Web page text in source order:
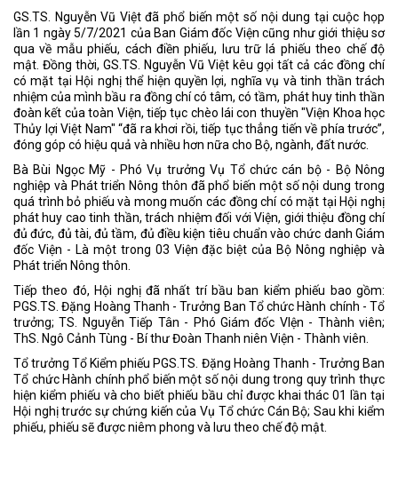
GS.TS. Nguyễn Vũ Việt đã phổ biến một số nội dung tại cuộc họp
lần 1 ngày 5/7/2021 của Ban Giám đốc Viện cũng như giới thiệu sơ
qua về mẫu phiếu, cách điền phiếu, lưu trữ lá phiếu theo chế độ
mật. Đồng thời, GS.TS. Nguyễn Vũ Việt kêu gọi tất cả các đồng chí
có mặt tại Hội nghị thể hiện quyền lợi, nghĩa vụ và tinh thần trách
nhiệm của mình bầu ra đồng chí có tâm, có tầm, phát huy tinh thần
đoàn kết của toàn Viện, tiếp tục chèo lái con thuyền "Viện Khoa học
Thủy lợi Việt Nam" “đã ra khơi rồi, tiếp tục thẳng tiến về phía trước”,
đóng góp có hiệu quả và nhiều hơn nữa cho Bộ, ngành, đất nước.
Bà Bùi Ngọc Mỹ - Phó Vụ trưởng Vụ Tổ chức cán bộ - Bộ Nông
nghiệp và Phát triển Nông thôn đã phổ biến một số nội dung trong
quá trình bỏ phiếu và mong muốn các đồng chí có mặt tại Hội nghị
phát huy cao tinh thần, trách nhiệm đối với Viện, giới thiệu đồng chí
đủ đức, đủ tài, đủ tầm, đủ điều kiện tiêu chuẩn vào chức danh Giám
đốc Viện - Là một trong 03 Viện đặc biệt của Bộ Nông nghiệp và
Phát triển Nông thôn.
Tiếp theo đó, Hội nghị đã nhất trí bầu ban kiểm phiếu bao gồm:
PGS.TS. Đặng Hoàng Thanh - Trưởng Ban Tổ chức Hành chính - Tổ
trưởng; TS. Nguyễn Tiếp Tân - Phó Giám đốc VIện - Thành viên;
ThS. Ngô Cảnh Tùng - Bí thư Đoàn Thanh niên Viện - Thành viên.
Tổ trưởng Tổ Kiểm phiếu PGS.TS. Đặng Hoàng Thanh - Trưởng Ban
Tổ chức Hành chính phổ biến một số nội dung trong quy trình thực
hiện kiểm phiếu và cho biết phiếu bầu chỉ được khai thác 01 lần tại
Hội nghị trước sự chứng kiến của Vụ Tổ chức Cán Bộ; Sau khi kiểm
phiếu, phiếu sẽ được niêm phong và lưu theo chế độ mật.